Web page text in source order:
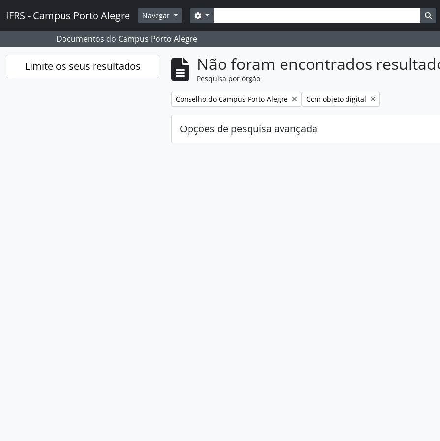
IFRS - Campus Porto Alegre Navegar Pesquisar
Opções de busca
Documentos do Campus Porto Alegre
Limite os seus resultados Não foram encontrados
Pesquisa por órgão
Remover filtro:
Conselho do Campus Porto Alegre Remover filtro:
Com objeto digital
Opções de pesquisa avançada